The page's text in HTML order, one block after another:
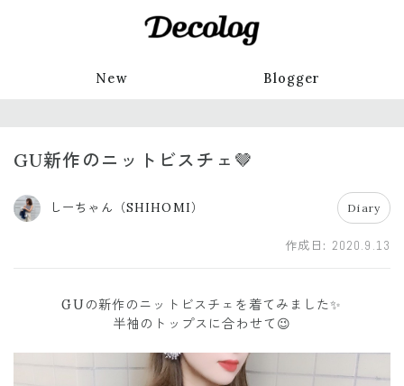
New Blogger
GU新作のニットビスチェ🤎
しーちゃん（SHIHOMI） Diary
作成日: 2020.9.13
GUの新作のニットビスチェを着てみました✨
半袖のトップスに合わせて😉